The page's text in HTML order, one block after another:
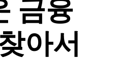
금융
아서